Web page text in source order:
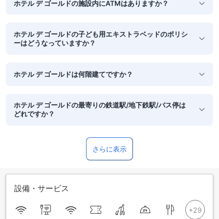
ホテル デ ゴールドの施設内にATMはありますか？
ホテル デ ゴールドの子ども用エキストラベッドのポリシ
ーはどうなっていますか？
ホテル デ ゴールドは何階建てですか？
ホテル デ ゴールドの最寄りの鉄道駅/地下鉄駅/バス停は
どれですか？
さらに表示
設備・サービス